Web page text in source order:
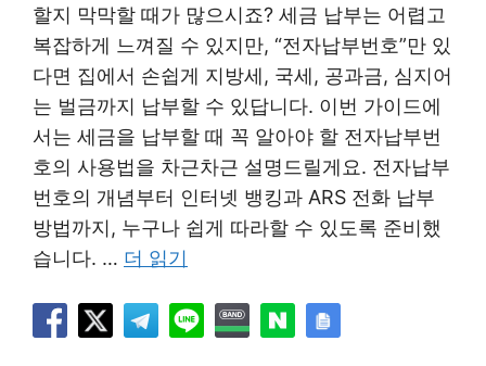
할지 막막할 때가 많으시죠? 세금 납부는 어렵고
복잡하게 느껴질 수 있지만, “전자납부번호”만 있
다면 집에서 손쉽게 지방세, 국세, 공과금, 심지어
는 벌금까지 납부할 수 있답니다. 이번 가이드에
서는 세금을 납부할 때 꼭 알아야 할 전자납부번
호의 사용법을 차근차근 설명드릴게요. 전자납부
번호의 개념부터 인터넷 뱅킹과 ARS 전화 납부
방법까지, 누구나 쉽게 따라할 수 있도록 준비했
습니다. … 더 읽기